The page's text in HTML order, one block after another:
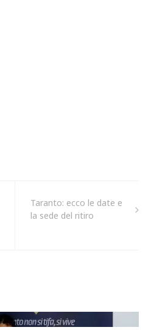
Taranto: ecco le date e
la sede del ritiro